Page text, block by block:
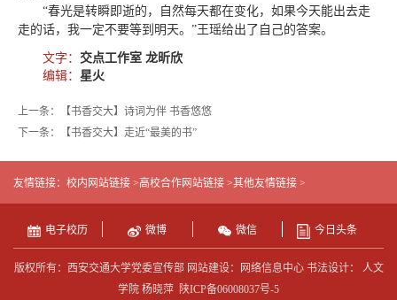
“春光是转瞬即逝的，自然每天都在变化，如果今天能出去走
走的话，我一定不要等到明天。”王瑶给出了自己的答案。
文字： 交点工作室 龙昕欣
编辑： 星火
上一条：【书香交大】诗词为伴 书香悠悠
下一条：【书香交大】走近“最美的书”
友情链接： 校内网站链接 >高校合作网站链接 >其他友情链接 >
电子校历 微博 微信 今日头条
版权所有：西安交通大学党委宣传部 网站建设：网络信息中心 书法设计： 人文
学院 杨晓萍 陕ICP备06008037号-5